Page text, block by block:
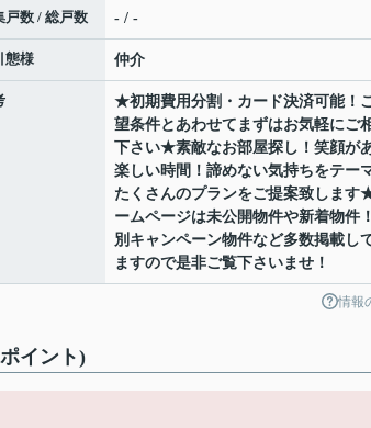
戸数 / 総戸数 - / -
態様 仲介
★初期費用分割・カード決済可能！
望条件とあわせてまずはお気軽にご
下さい★素敵なお部屋探し！笑顔が
楽しい時間！諦めない気持ちをテー
たくさんのプランをご提案致します
ームページは未公開物件や新着物件
別キャンペーン物件など多数掲載し
ますので是非ご覧下さいませ！
情報
イント)